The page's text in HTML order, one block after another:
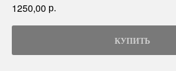
1250,00 р.
КУПИТЬ